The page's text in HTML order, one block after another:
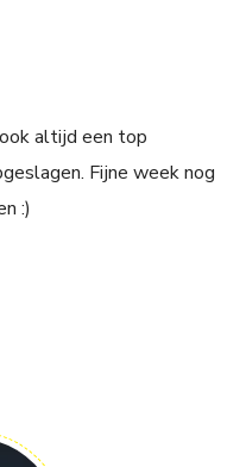
altijd een top
Fijne week nog
:)